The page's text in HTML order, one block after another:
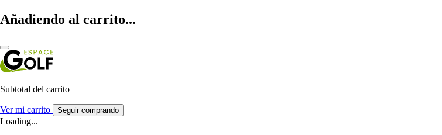
Añadiendo al carrito...
Subtotal del carrito
Ver mi carrito Seguir comprando
Loading...